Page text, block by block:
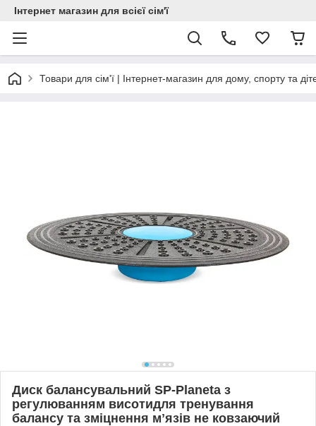
Інтернет магазин для всієї сім'ї
Товари для сім'ї | Інтернет-магазин для дому, спорту та
Диск балансувальний SP-Planeta з
регулюванням висотидля тренування
балансу та зміцнення мʼязів не ковзаючий